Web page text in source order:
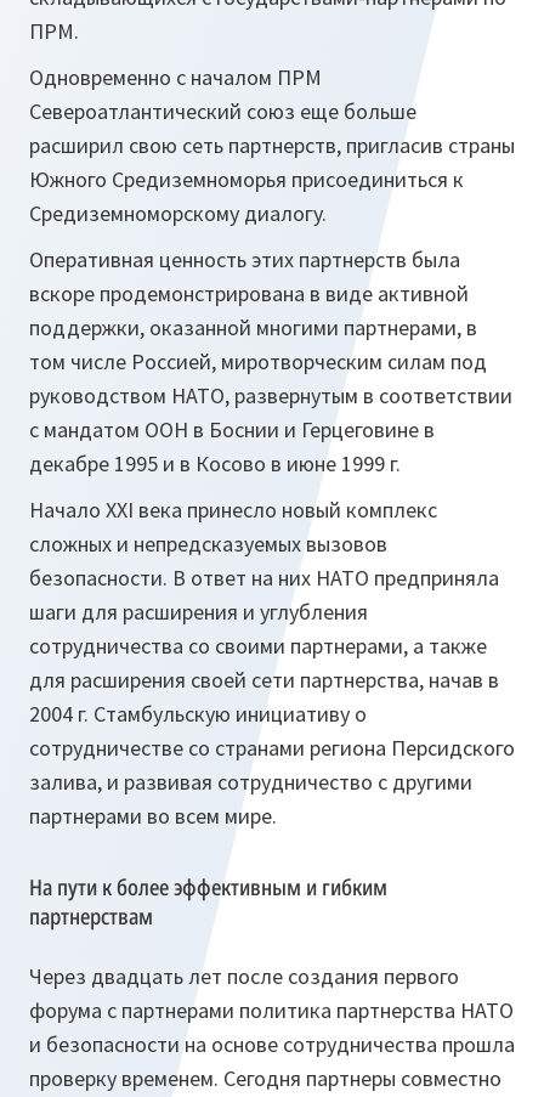
ПРМ.
Одновременно с началом ПРМ
Североатлантический союз еще больше
расширил свою сеть партнерств, пригласив страны
Южного Средиземноморья присоединиться к
Средиземноморскому диалогу.
Оперативная ценность этих партнерств была
вскоре продемонстрирована в виде активной
поддержки, оказанной многими партнерами, в
том числе Россией, миротворческим силам под
руководством НАТО, развернутым в соответствии
с мандатом ООН в Боснии и Герцеговине в
декабре 1995 и в Косово в июне 1999 г.
Начало XXI века принесло новый комплекс
сложных и непредсказуемых вызовов
безопасности. В ответ на них НАТО предприняла
шаги для расширения и углубления
сотрудничества со своими партнерами, а также
для расширения своей сети партнерства, начав в
2004 г. Стамбульскую инициативу о
сотрудничестве со странами региона Персидского
залива, и развивая сотрудничество с другими
партнерами во всем мире.
На пути к более эффективным и гибким
партнерствам
Через двадцать лет после создания первого
форума с партнерами политика партнерства НАТО
и безопасности на основе сотрудничества прошла
проверку временем. Сегодня партнеры совместно